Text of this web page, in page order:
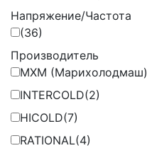
Напряжение/Частота
(36)
Производитель
МХМ (Марихолодмаш)
INTERCOLD(2)
HICOLD(7)
RATIONAL(4)